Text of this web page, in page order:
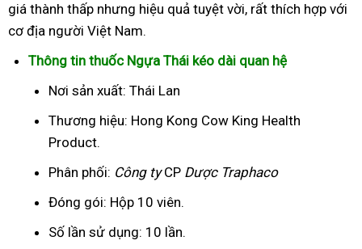
giá thành thấp nhưng hiệu quả tuyệt vời, rất thích hợp với
cơ địa người Việt Nam.
Thông tin thuốc Ngựa Thái kéo dài quan hệ
Nơi sản xuất: Thái Lan
Thương hiệu: Hong Kong Cow King Health
Product.
Phân phối: Công tyCP Dược Traphaco
Đóng gói: Hộp 10 viên.
Số lần sử dụng: 10 lần.